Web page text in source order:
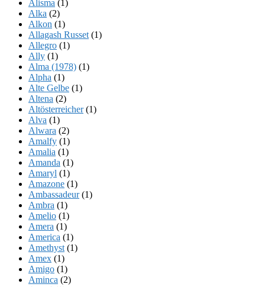
Alisma (1)
Alka (2)
Alkon (1)
Allagash Russet (1)
Allegro (1)
Ally (1)
Alma (1978) (1)
Alpha (1)
Alte Gelbe (1)
Altena (2)
Altösterreicher(1)
Alva (1)
Alwara (2)
Amalfy (1)
Amalia (1)
Amanda (1)
Amaryl (1)
Amazone (1)
Ambassadeur(1)
Ambra (1)
Amelio (1)
Amera (1)
America (1)
Amethyst (1)
Amex (1)
Amigo (1)
Aminca (2)